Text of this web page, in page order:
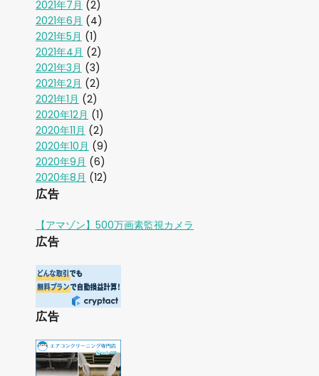
2021年7月 (2)
2021年6月 (4)
2021年5月 (1)
2021年4月 (2)
2021年3月 (3)
2021年2月 (2)
2021年1月 (2)
2020年12月 (1)
2020年11月 (2)
2020年10月 (9)
2020年9月 (6)
2020年8月 (12)
広告
【アマゾン】500万画素監視カメラ
広告
広告